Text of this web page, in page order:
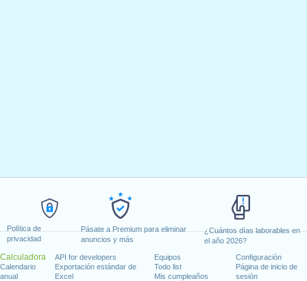
Política de
privacidad
Pásate a Premium para eliminar
anuncios y más
¿Cuántos días laborables en
el año 2026?
Calculadora
Calendario
anual
API for developers
Exportación estándar de
Excel
Equipos
Todo list
Mis cumpleaños
Configuración
Página de inicio de
sesión